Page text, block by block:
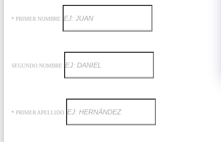
* PRIMER NOMBRE
SEGUNDO NOMBRE
* PRIMER APELLIDO